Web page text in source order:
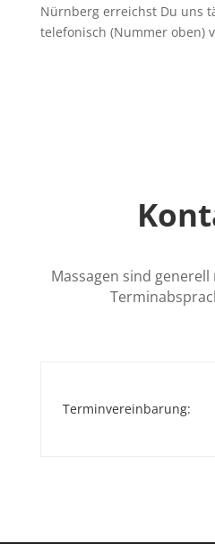
Nürnberg erreichst Du uns
telefonisch (Nummer oben)
Massagen sind
Terminvereinbarung: